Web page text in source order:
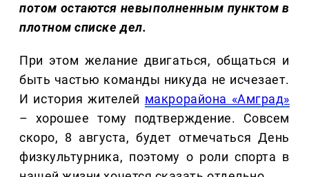
потом остаются невыполненным пунктом в
плотном списке дел.
При этом желание двигаться, общаться и
быть частью команды никуда не исчезает.
И история жителей макрорайона «Амград»
– хорошее тому подтверждение. Совсем
скоро, 8 августа, будет отмечаться День
физкультурника, поэтому о роли спорта в